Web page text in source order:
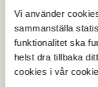
Vi använder
sammanställa
funktionalitet ska
helst dra tillbaka
cookies i vår
av mjuka
harmoni och ett
samspelar för att
Retro : En lekfull
sina färgstarka